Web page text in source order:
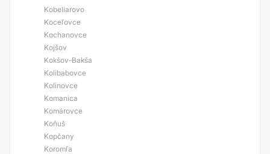
Kobeliarovo
Koceľovce
Kochanovce
Kojšov
Kokšov-Bakša
Kolibabovce
Kolinovce
Komanica
Komárovce
Koňuš
Kopčany
Koromľa